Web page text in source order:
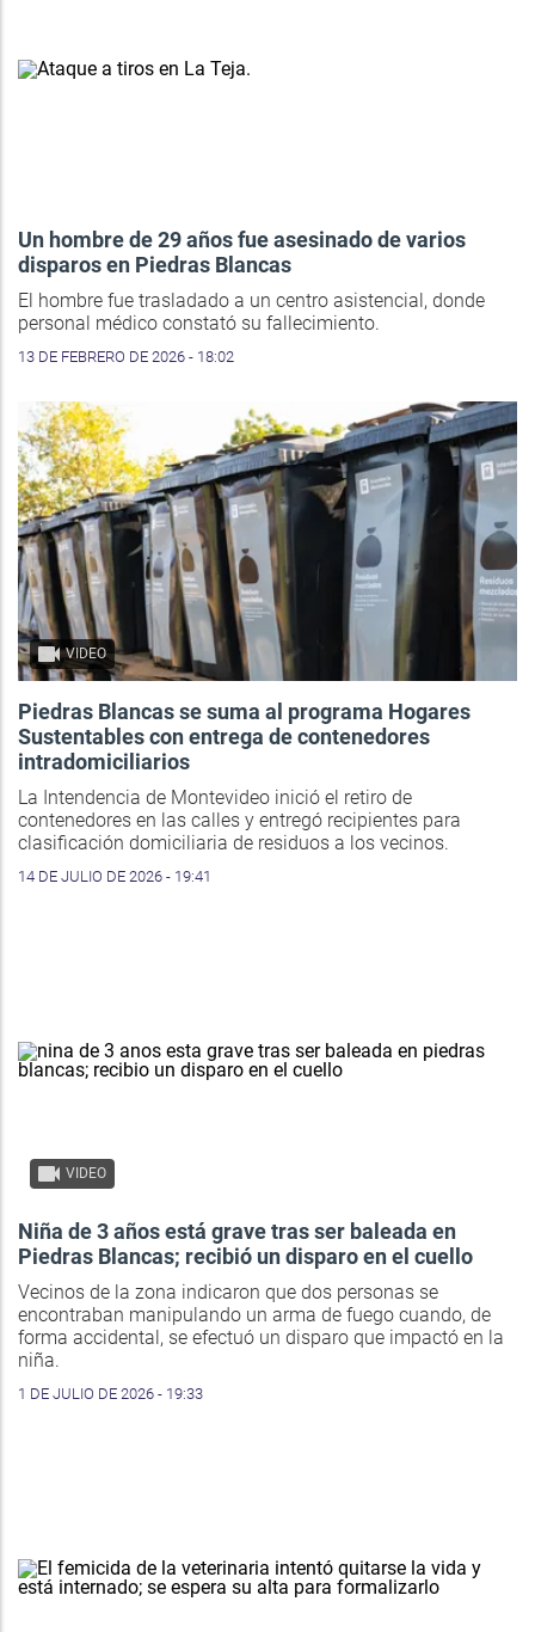
Un hombre de 29 años fue asesinado de varios
disparos en Piedras Blancas
El hombre fue trasladado a un centro asistencial, donde
personal médico constató su fallecimiento.
13 DE FEBRERO DE 2026 - 18:02
VIDEO
Piedras Blancas se suma al programa Hogares
Sustentables con entrega de contenedores
intradomiciliarios
La Intendencia de Montevideo inició el retiro de
contenedores en las calles y entregó recipientes para
clasificación domiciliaria de residuos a los vecinos.
14 DE JULIO DE 2026 - 19:41
VIDEO
Niña de 3 años está grave tras ser baleada en
Piedras Blancas; recibió un disparo en el cuello
Vecinos de la zona indicaron que dos personas se
encontraban manipulando un arma de fuego cuando, de
forma accidental, se efectuó un disparo que impactó en la
niña.
1 DE JULIO DE 2026 - 19:33